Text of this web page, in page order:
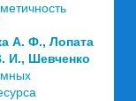
А. Ф., Лопата
И., Шевченко